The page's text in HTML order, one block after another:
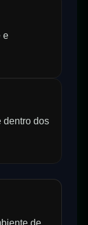
e
dentro dos
de